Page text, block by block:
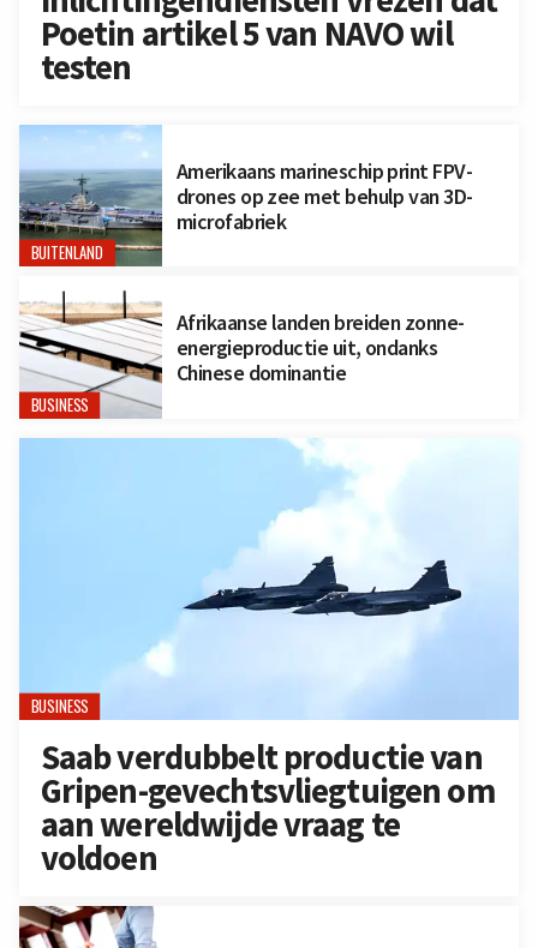
Poetin artikel 5 van NAVO wil
testen
BUITENLAND
Amerikaans marineschip print FPV-
drones op zee met behulp van 3D-
microfabriek
BUSINESS
Afrikaanse landen breiden zonne-
energieproductie uit, ondanks
Chinese dominantie
BUSINESS
Saab verdubbelt productie van
Gripen-gevechtsvliegtuigen om
aan wereldwijde vraag te
voldoen